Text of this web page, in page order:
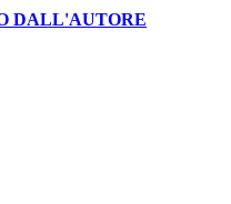
DALL'AUTORE